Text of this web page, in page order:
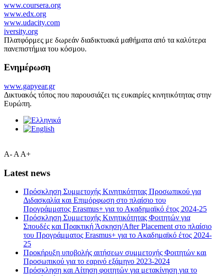
www.coursera.org
www.edx.org
www.udacity.com
iversity.org
Πλατφόρμες με δωρεάν διαδικτυακά μαθήματα από τα καλύτερα
πανεπιστήμια του κόσμου.
Ενημέρωση
www.gapyear.gr
Δικτυακός τόπος που παρουσιάζει τις ευκαιρίες κινητικότητας στην
Ευρώπη.
A- A A+
Latest news
Πρόσκληση Συμμετοχής Κινητικότητας Προσωπικού για
Διδασκαλία και Επιμόρφωση στο πλαίσιο του
Προγράμματος Erasmus+ για το Ακαδημαϊκό έτος 2024-25
Πρόσκληση Συμμετοχής Κινητικότητας Φοιτητών για
Σπουδές και Πρακτική Άσκηση/After Placement στο πλαίσιο
του Προγράμματος Erasmus+ για το Ακαδημαϊκό έτος 2024-
25
Προκήρυξη υποβολής αιτήσεων συμμετοχής Φοιτητών και
Προσωπικού για το εαρινό εξάμηνο 2023-2024
Πρόσκληση και Αίτηση φοιτητών για μετακίνηση για το